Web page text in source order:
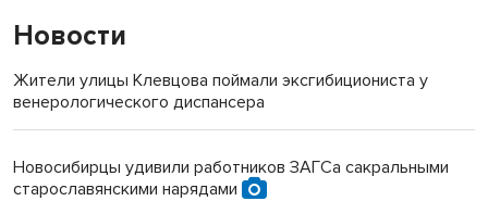
Новости
Жители улицы Клевцова поймали эксгибициониста у
венерологического диспансера
Новосибирцы удивили работников ЗАГСа сакральными
старославянскими нарядами